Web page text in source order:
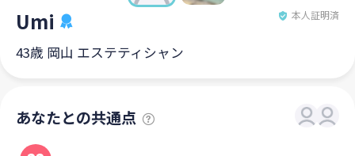
Umi 本人証明済
43歳 岡山 エステティシャン
あなたとの共通点